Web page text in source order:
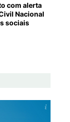
com alerta
Nacional
sociais